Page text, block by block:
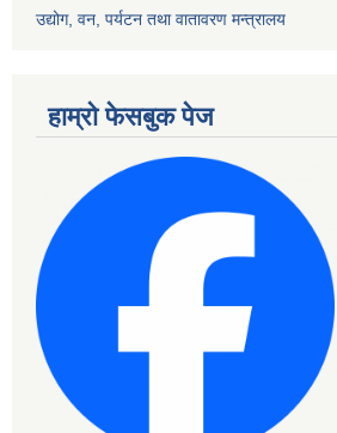
उद्योग, वन, पर्यटन तथा वातावरण मन्त्रालय
हाम्रो फेसबुक पेज